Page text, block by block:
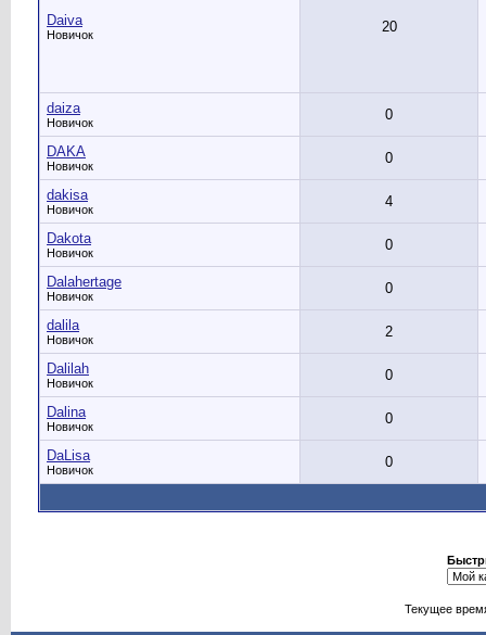
Daiva
Новичок 20
daiza
Новичок 0
DAKA
Новичок 0
dakisa
Новичок 4
Dakota
Новичок 0
Dalahertage
Новичок 0
dalila
Новичок 2
Dalilah
Новичок 0
Dalina
Новичок 0
DaLisa
Новичок 0
Текущее